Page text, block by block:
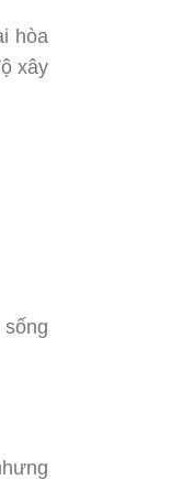
hòa
xây
sống